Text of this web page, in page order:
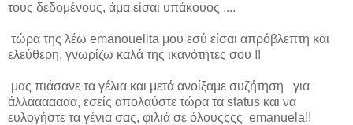
τους δεδομένους, άμα είσαι υπάκουος ....
τώρα της λέω emanouelita μου εσύ είσαι απρόβλεπτη και
ελεύθερη, γνωρίζω καλά της ικανότητες σου !!
μας πιάσανε τα γέλια και μετά ανοίξαμε συζήτηση για
άλλααααααα, εσείς απολαύστε τώρα τα status και να
ευλογήστε τα γένια σας, φιλιά σε όλουςςςς emanuela!!